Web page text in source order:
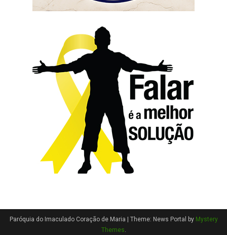
Paróquia do Imaculado Coração de Maria Theme: News Portal by Mystery
Themes.